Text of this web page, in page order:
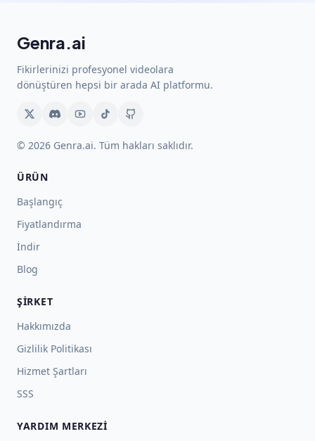
Genra.ai
Fikirlerinizi profesyonel videolara
dönüştüren hepsi bir arada AI platformu.
© 2026 Genra.ai. Tüm hakları saklıdır.
ÜRÜN
Başlangıç
Fiyatlandırma
İndir
Blog
ŞIRKET
Hakkımızda
Gizlilik Politikası
Hizmet Şartları
SSS
YARDIM MERKEZI